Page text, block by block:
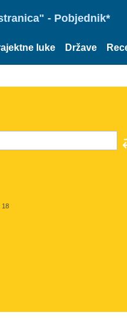
- Pobjednik*
luke Države
18